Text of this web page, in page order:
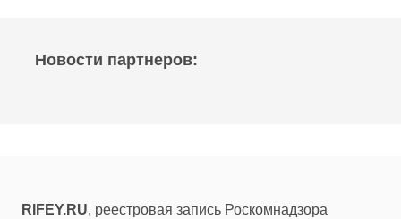
Новости партнеров:
RIFEY.RU, реестровая запись Роскомнадзора